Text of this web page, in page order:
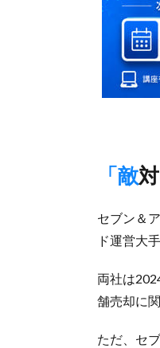
セブン＆
ド運営大
両社は
舗売却に
ただ、セ